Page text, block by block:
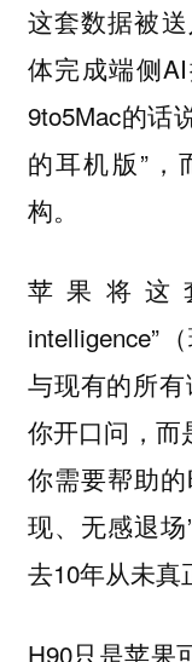
这套数据被
体完成端侧
9to5Mac的话
的耳机版”，
构。
苹果将这
intelligence”
与现有的所
你开口问，而
你需要帮助
现、无感退
去10年从未真
H90只是苹果